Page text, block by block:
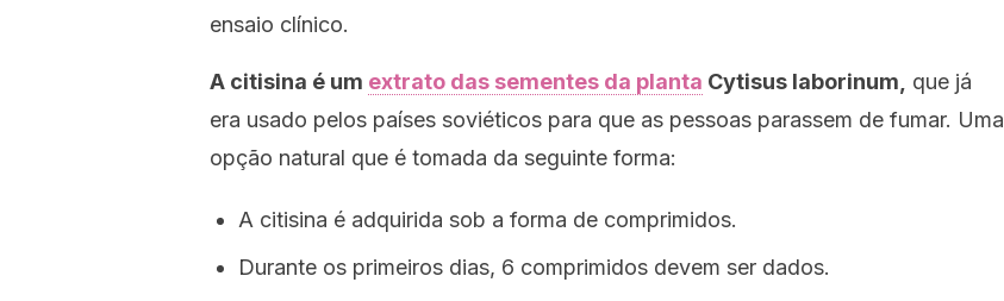
ensaio clínico.
A citisina é um extrato das sementes da planta Cytisus laborinum
que já
era usado pelos países soviéticos para que as pessoas parassem de fumar. Uma
opção natural que é tomada da seguinte forma:
A citisina é adquirida sob a forma de comprimidos.
Durante os primeiros dias, 6 comprimidos devem ser dados.